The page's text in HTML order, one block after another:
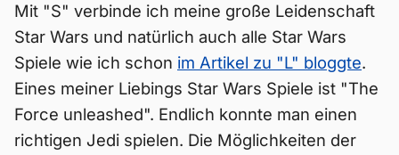
Mit "S" verbinde ich meine große Leidenschaft
Star Wars und natürlich auch alle Star Wars
Spiele wie ich schon im Artikel zu "L" bloggte.
Eines meiner Liebings Star Wars Spiele ist "The
Force unleashed". Endlich konnte man einen
richtigen Jedi spielen. Die Möglichkeiten der